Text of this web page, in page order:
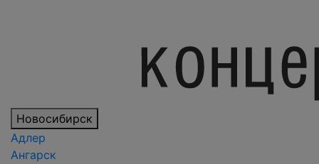
Новосибирск
Адлер
Ангарск